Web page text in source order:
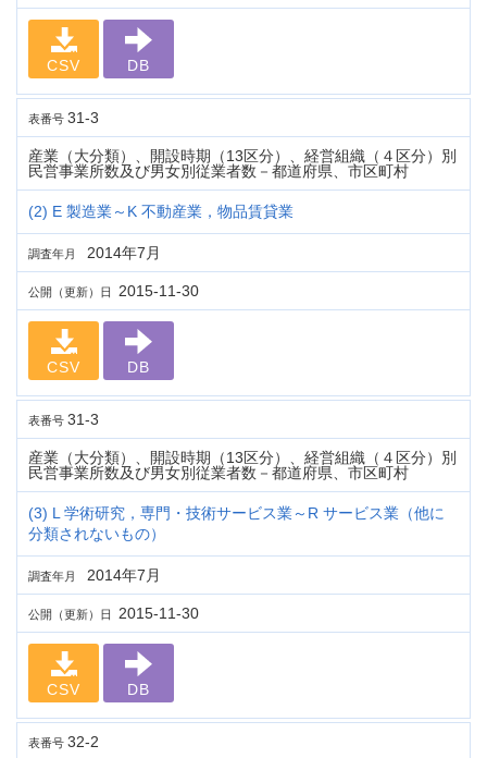
CSV DB
表番号 31-3
産業（大分類）、開設時期（13区分）、経営組織（４区分）別
民営事業所数及び男女別従業者数－都道府県、市区町村
(2) E 製造業～K 不動産業，物品賃貸業
調査年月 2014年7月
公開（更新）日 2015-11-30
CSV DB
表番号 31-3
産業（大分類）、開設時期（13区分）、経営組織（４区分）別
民営事業所数及び男女別従業者数－都道府県、市区町村
(3) L 学術研究，専門・技術サービス業～R サービス業（他に
分類されないもの）
調査年月 2014年7月
公開（更新）日 2015-11-30
CSV DB
表番号 32-2